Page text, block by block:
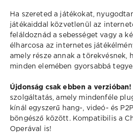
Ha szereted a játékokat,
játékaiddal közvetlenül az
feláldoznád a sebességet vagy a
élharcosa az internetes
amely része annak a törekvésnek,
minden elemében gyorsabbá
Újdonság csak ebben a verzióban!
szolgáltatás, amely mindenféle
kínál egyszerű hang-, videó- és
böngésző között. Kompatibilis a
Operával is!